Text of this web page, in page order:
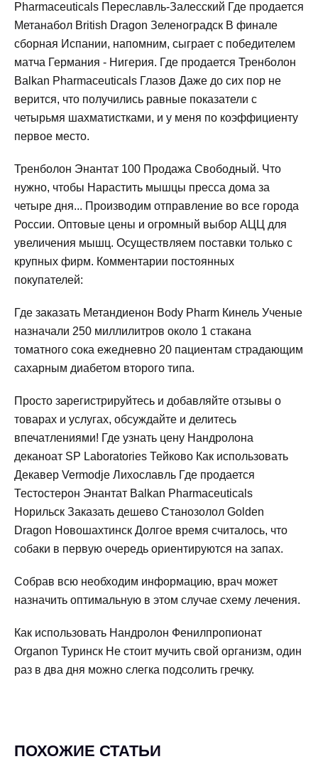
Pharmaceuticals Переславль-Залесский Где продается
Метанабол British Dragon Зеленоградск В финале
сборная Испании, напомним, сыграет с победителем
матча Германия - Нигерия. Где продается Тренболон
Balkan Pharmaceuticals Глазов Даже до сих пор не
верится, что получились равные показатели с
четырьмя шахматистками, и у меня по коэффициенту
первое место.
Тренболон Энантат 100 Продажа Свободный. Что
нужно, чтобы Нарастить мышцы пресса дома за
четыре дня... Производим отправление во все города
России. Оптовые цены и огромный выбор АЦЦ для
увеличения мышц. Осуществляем поставки только с
крупных фирм. Комментарии постоянных
покупателей:
Где заказать Метандиенон Body Pharm Кинель Ученые
назначали 250 миллилитров около 1 стакана
томатного сока ежедневно 20 пациентам страдающим
сахарным диабетом второго типа.
Просто зарегистрируйтесь и добавляйте отзывы о
товарах и услугах, обсуждайте и делитесь
впечатлениями! Где узнать цену Нандролона
деканоат SP Laboratories Тейково Как использовать
Декавер Vermodje Лихославль Где продается
Тестостерон Энантат Balkan Pharmaceuticals
Норильск Заказать дешево Cтанозолол Golden
Dragon Новошахтинск Долгое время считалось, что
собаки в первую очередь ориентируются на запах.
Собрав всю необходим информацию, врач может
назначить оптимальную в этом случае схему лечения.
Как использовать Нандролон Фенилпропионат
Organon Туринск Не стоит мучить свой организм, один
раз в два дня можно слегка подсолить гречку.
ПОХОЖИЕ СТАТЬИ